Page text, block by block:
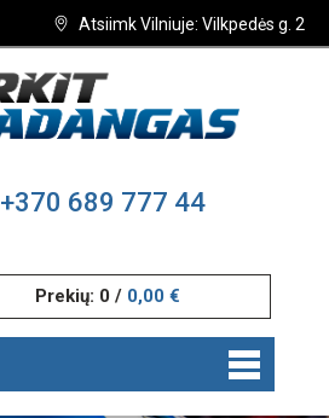
Atsiimk Vilniuje: Vilkpedės g. 2
+370 689 777 44
Prekių: 0 / 0,00 €